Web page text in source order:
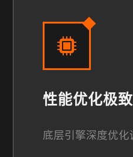
性能优化极致
底层引擎深度优化